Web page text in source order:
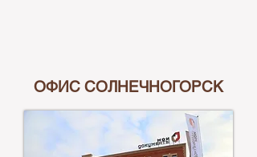
ОФИС СОЛНЕЧНОГОРСК